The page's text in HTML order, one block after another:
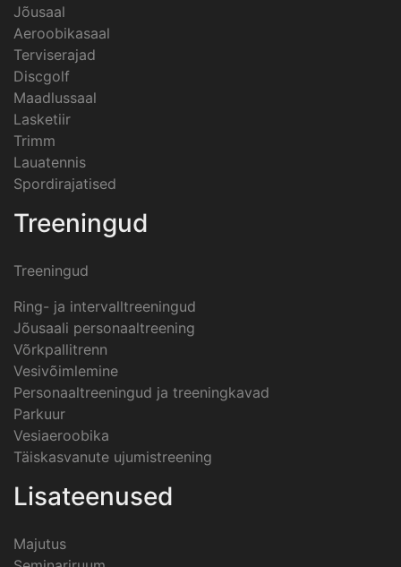
Jõusaal
Aeroobikasaal
Terviserajad
Discgolf
Maadlussaal
Lasketiir
Trimm
Lauatennis
Spordirajatised
Treeningud
Treeningud
Ring- ja intervalltreeningud
Jõusaali personaaltreening
Võrkpallitrenn
Vesivõimlemine
Personaaltreeningud ja treeningkavad
Parkuur
Vesiaeroobika
Täiskasvanute ujumistreening
Lisateenused
Majutus